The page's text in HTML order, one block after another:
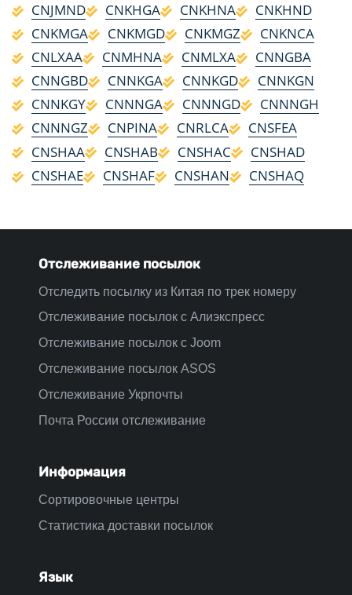
CNJMND
CNKHGA CNKHNA
CNKHND
CNKMGA
CNKMGD CNKMGZ
CNKNCA
CNLXAA
CNMHNA CNMLXA
CNNGBA
CNNGBD
CNNKGA CNNKGD
CNNKGN
CNNKGY
CNNNGA CNNNGD
CNNNGH
CNNNGZ
CNPINA CNRLCA
CNSFEA
CNSHAA
CNSHAB CNSHAC
CNSHAD
CNSHAE
CNSHAF CNSHAN CNSHAQ
Отслеживание посылок
Отследить посылку из Китая по трек номеру
Отслеживание посылок с Алиэкспресс
Отслеживание посылок с Joom
Отслеживание посылок ASOS
Отслеживание Укрпочты
Почта России отслеживание
Информация
Сортировочные центры
Статистика доставки посылок
Язык